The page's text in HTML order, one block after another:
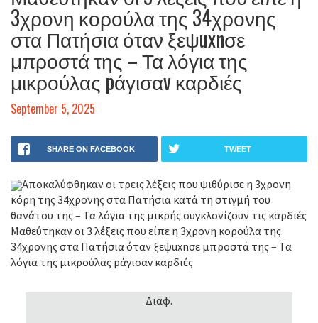
3χρονη κορούλα της 34χρονης
στα Πατήσια όταν ξεψuxnσε
μπροστά της – Τα λόγια της
μικρούλας pάγισαv καρδιές
September 5, 2025
SHARE ON FACEBOOK TWEET
Αποκαλύφθηκαν οι τρεις λέξεις που ψιθύρισε η 3χρονη
κόρη της 34χρονης στα Πατήσια κατά τη στιγμή του
θανάτου της – Τα λόγια της μικρής συγκλονίζουν τις καρδιές
Μαθεύτηκαν οι 3 λέξεις που είπε η 3χρονη κορούλα της
34χρονης στα Πατήσια όταν ξεψuxnσε μπροστά της – Τα
λόγια της μικρούλας pάγισαv καρδιές
Διαφ.